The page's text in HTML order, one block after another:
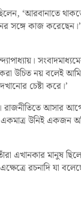
‘আরবানাতে
কাজ করেছেন।’
করা উচিত নয়
চেষ্টা করে।’
আসার
উনিই একজন
এখানকার মানুষ
রচনাদি যা